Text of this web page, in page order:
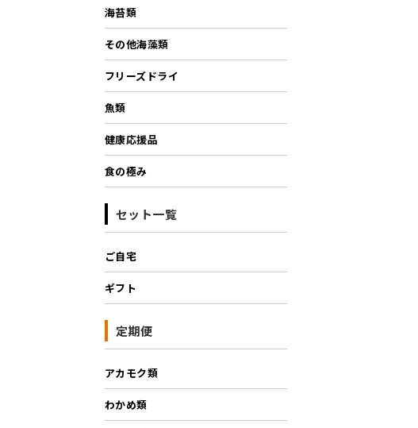
海苔類
その他海藻類
フリーズドライ
魚類
健康応援品
食の極み
セット一覧
ご自宅
ギフト
定期便
アカモク類
わかめ類